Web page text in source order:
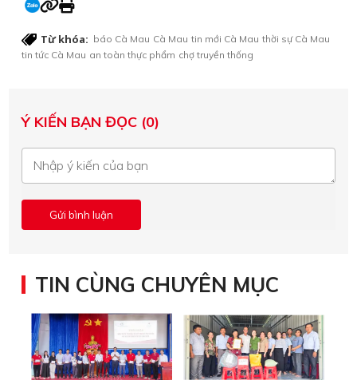
Từ khóa: báo Cà Mau Cà Mau tin mới Cà Mau thời sự Cà Mau
tin tức Cà Mau an toàn thực phẩm chợ truyền thống
Ý KIẾN BẠN ĐỌC (0)
TIN CÙNG CHUYÊN MỤC